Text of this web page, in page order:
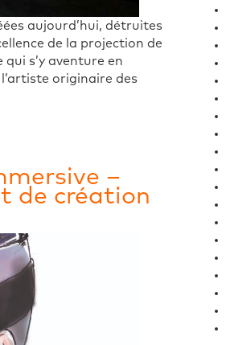
aujourd’hui, détruites
de la projection de
s’y aventure en
originaire des
–
de création